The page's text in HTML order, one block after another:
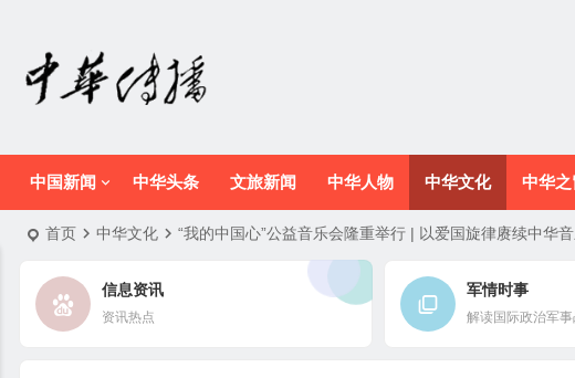
中国新闻 中华头条 文旅新闻 中华人物 中华文化 中华之
首页 中华文化 “我的中国心”公益音乐会隆重举行 | 以爱国旋律赓续中华
信息资讯
资讯热点
军情时事
解读国际政治军